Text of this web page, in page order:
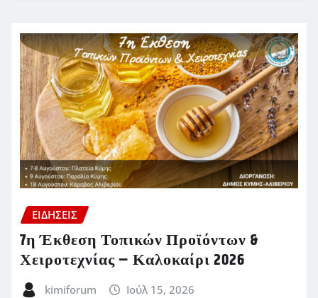
ΕΙΔΗΣΕΙΣ
7η Έκθεση Τοπικών Προϊόντων &
Χειροτεχνίας – Καλοκαίρι 2026
kimiforum Ιούλ 15, 2026